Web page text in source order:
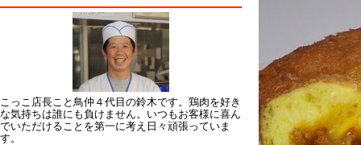
こっこ店長こと鳥仲４代目の鈴木です。鶏肉を好き
な気持ちは誰にも負けません。いつもお客様に喜ん
でいただけることを第一に考え日々頑張っていま
す。